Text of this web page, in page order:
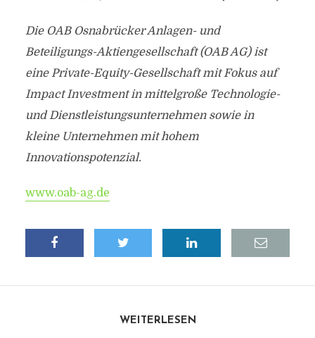
Die OAB Osnabrücker Anlagen- und
Beteiligungs-Aktiengesellschaft (OAB AG) ist
eine Private-Equity-Gesellschaft mit Fokus auf
Impact Investment in mittelgroße Technologie-
und Dienstleistungsunternehmen sowie in
kleine Unternehmen mit hohem
Innovationspotenzial.
www.oab-ag.de
WEITERLESEN